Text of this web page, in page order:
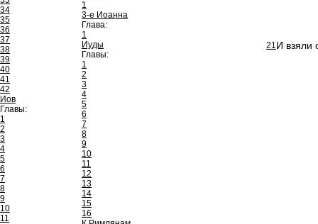
34
35
36
37
38
39
40
41
42
Иов
Главы:
1
2
3
4
5
6
7
8
9
10
11
1
3-е Иоанна
Глава:
1
Иуды
Главы:
1
2
3
4
5
6
7
8
9
10
11
12
13
14
15
16
21И взяли